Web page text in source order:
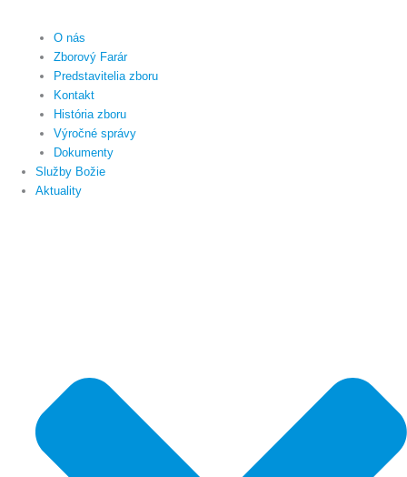
O nás
Zborový Farár
Predstavitelia zboru
Kontakt
História zboru
Výročné správy
Dokumenty
Služby Božie
Aktuality